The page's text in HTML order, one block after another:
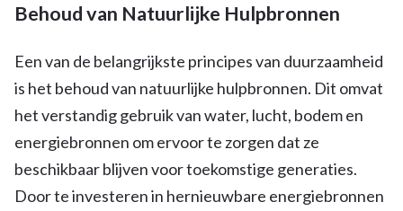
Behoud van Natuurlijke Hulpbronnen
Een van de belangrijkste principes van duurzaamheid
is het behoud van natuurlijke hulpbronnen. Dit omvat
het verstandig gebruik van water, lucht, bodem en
energiebronnen om ervoor te zorgen dat ze
beschikbaar blijven voor toekomstige generaties.
Door te investeren in hernieuwbare energiebronnen